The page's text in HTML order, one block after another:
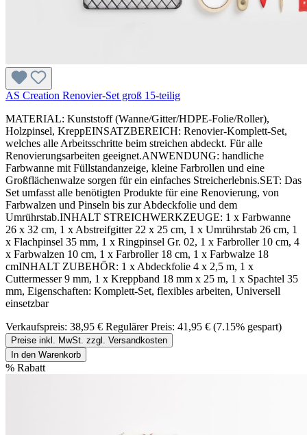
AS Creation Renovier-Set groß 15-teilig
MATERIAL: Kunststoff (Wanne/Gitter/HDPE-Folie/Roller),
Holzpinsel, KreppEINSATZBEREICH: Renovier-Komplett-Set,
welches alle Arbeitsschritte beim streichen abdeckt. Für alle
Renovierungsarbeiten geeignet.ANWENDUNG: handliche
Farbwanne mit Füllstandanzeige, kleine Farbrollen und eine
Großflächenwalze sorgen für ein einfaches Streicherlebnis.SET: Das
Set umfasst alle benötigten Produkte für eine Renovierung, von
Farbwalzen und Pinseln bis zur Abdeckfolie und dem
Umrührstab.INHALT STREICHWERKZEUGE: 1 x Farbwanne
26 x 32 cm, 1 x Abstreifgitter 22 x 25 cm, 1 x Umrührstab 26 cm, 1
x Flachpinsel 35 mm, 1 x Ringpinsel Gr. 02, 1 x Farbroller 10 cm, 4
x Farbwalzen 10 cm, 1 x Farbroller 18 cm, 1 x Farbwalze 18
cmINHALT ZUBEHÖR: 1 x Abdeckfolie 4 x 2,5 m, 1 x
Cuttermesser 9 mm, 1 x Kreppband 18 mm x 25 m, 1 x Spachtel 35
mm, Eigenschaften: Komplett-Set, flexibles arbeiten, Universell
einsetzbar
Verkaufspreis: 38,95 € Regulärer Preis: 41,95 € (7.15% gespart)
Preise inkl. MwSt. zzgl. Versandkosten
In den Warenkorb
% Rabatt